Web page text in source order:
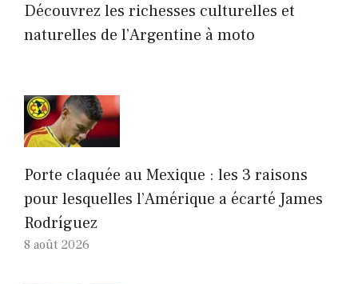
Découvrez les richesses culturelles et
naturelles de l’Argentine à moto
Porte claquée au Mexique : les 3 raisons
pour lesquelles l’Amérique a écarté James
Rodríguez
8 août 2026